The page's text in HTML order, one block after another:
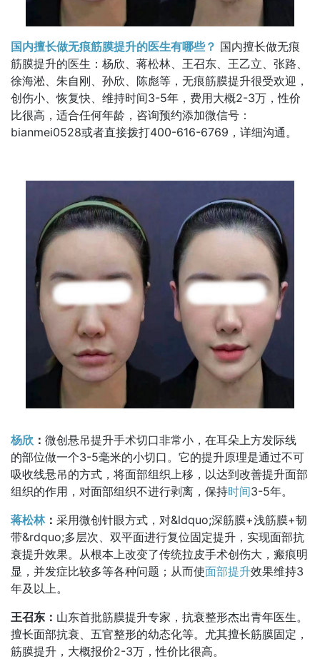
国内擅长做无痕筋膜提升的医生有哪些？ 国内擅长做无痕
筋膜提升的医生：杨欣、蒋松林、王召东、王乙立、张路、
徐海淞、朱自刚、孙欣、陈彪等，无痕筋膜提升很受欢迎，
创伤小、恢复快、维持时间3-5年，费用大概2-3万，性价
比很高，适合任何年龄，咨询预约添加微信号：
bianmei0528或者直接拨打400-616-6769，详细沟通。
杨欣 ： 微创悬吊提升手术切口非常小，在耳朵上方发际线
的部位做一个3-5毫米的小切口。它的提升原理是通过不可
吸收线悬吊的方式，将面部组织上移，以达到改善提升面部
组织的作用，对面部组织不进行剥离，保持时间3-5年。
蒋松林： 采用微创针眼方式，对&ldquo;深筋膜+浅筋膜+韧
带&rdquo;多层次、双平面进行复位固定提升，实现面部抗
衰提升效果。从根本上改变了传统拉皮手术创伤大，瘢痕明
显，并发症比较多等各种问题；从而使面部提升效果维持3
年及以上。
王召东： 山东首批筋膜提升专家，抗衰整形杰出青年医生。
擅长面部抗衰、五官整形的幼态化等。尤其擅长筋膜固定，
筋膜提升，大概报价2-3万，性价比很高。